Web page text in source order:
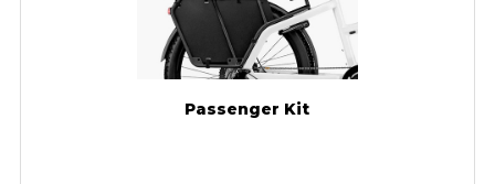
Passenger Kit